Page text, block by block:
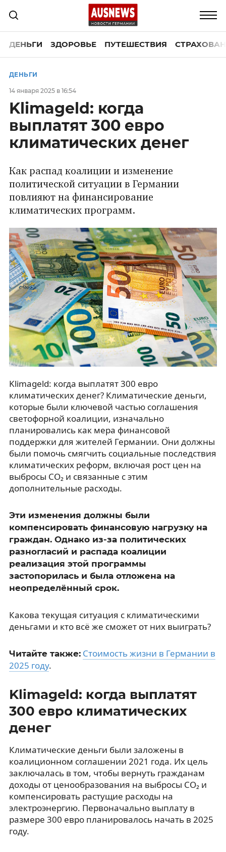
ДЕНЬГИ ЗДОРОВЬЕ ПУТЕШЕСТВИЯ
ДЕНЬГИ
14 января 2025 в 16:54
Klimageld: когда
выплатят 300 евро
климатических денег
Как распад коалиции и изменение
политической ситуации в Германии
повлияют на финансирование
климатических программ.
Klimageld: когда выплатят 300 евро
климатических денег? Климатические деньги,
которые были ключевой частью соглашения
светофорной коалиции, изначально
планировались как мера финансовой
поддержки для жителей Германии. Они должны
были помочь смягчить социальные последствия
климатических реформ, включая рост цен на
выбросы CO₂ и связанные с этим
дополнительные расходы.
Эти изменения должны были
компенсировать финансовую нагрузку на
граждан. Однако из-за политических
разногласий и распада коалиции
реализация этой программы
застопорилась и была отложена на
неопределённый срок.
Какова текущая ситуация с климатическими
деньгами и кто всё же сможет от них выиграть?
Читайте также: Стоимость жизни в Германии в
2025 году.
Klimageld: когда выплатят
300 евро климатических
денег
Климатические деньги были заложены в
коалиционном соглашении 2021 года. Их цель
заключалась в том, чтобы вернуть гражданам
доходы от ценообразования на выбросы CO₂ и
компенсировать растущие расходы на
электроэнергию. Первоначально выплату в
размере 300 евро планировалось начать в 2025
году.